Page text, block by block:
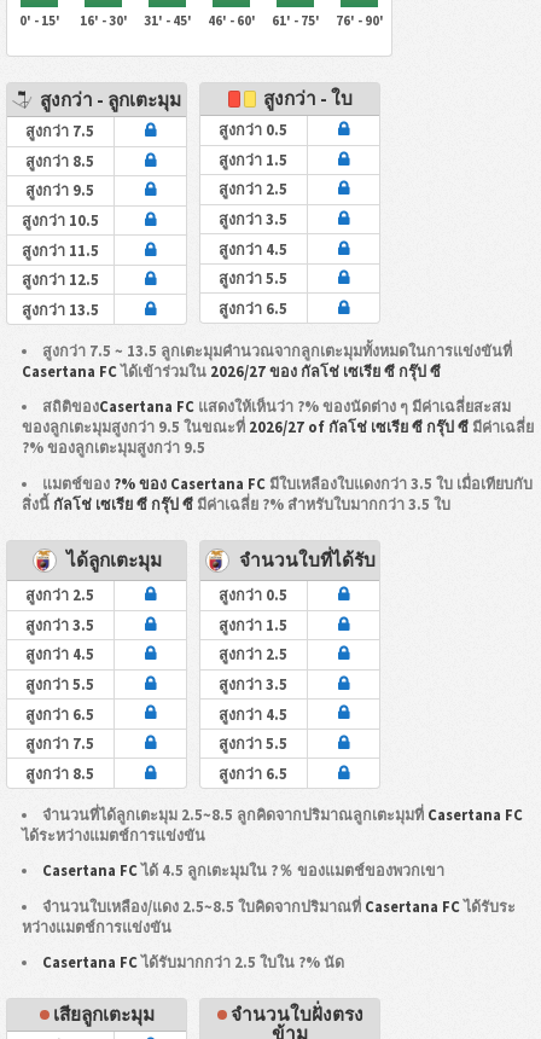
0' - 15' 16' - 30' 31' - 45' 46' - 60' 61' - 75' 76' - 90'
สูงกว่า - ลูกเตะมุม
สูงกว่า 7.5
สูงกว่า 8.5
สูงกว่า 9.5
สูงกว่า 10.5
สูงกว่า 11.5
สูงกว่า 12.5
สูงกว่า 13.5
สูงกว่า - ใบ
สูงกว่า 0.5
สูงกว่า 1.5
สูงกว่า 2.5
สูงกว่า 3.5
สูงกว่า 4.5
สูงกว่า 5.5
สูงกว่า 6.5
สูงกว่า 7.5 ~ 13.5 ลูกเตะมุมคำนวณจากลูกเตะมุมทั้งหมดในการแข่งขันที่
Casertana FCได้เข้าร่วมใน 2026/27 ของ กัลโช่ เซเรีย ซี กรุ๊ป ซี
สถิติของCasertana FC แสดงให้เห็นว่า ?% ของนัดต่าง ๆ มีค่าเฉลี่ยสะสม
ของลูกเตะมุมสูงกว่า 9.5 ในขณะที่ 2026/27 of กัลโช่ เซเรีย ซี กรุ๊ป ซีมีค่าเฉลี่ย
?% ของลูกเตะมุมสูงกว่า 9.5
แมตช์ของ ?% ของ Casertana FC มีใบเหลืองใบแดงกว่า 3.5 ใบ เมื่อเทียบกับ
สิ่งนี้ กัลโช่ เซเรีย ซี กรุ๊ป ซีมีค่าเฉลี่ย ?% สำหรับใบมากกว่า 3.5 ใบ
ได้ลูกเตะมุม
สูงกว่า 2.5
สูงกว่า 3.5
สูงกว่า 4.5
สูงกว่า 5.5
สูงกว่า 6.5
สูงกว่า 7.5
สูงกว่า 8.5
จำนวนใบที่ได้รับ
สูงกว่า 0.5
สูงกว่า 1.5
สูงกว่า 2.5
สูงกว่า 3.5
สูงกว่า 4.5
สูงกว่า 5.5
สูงกว่า 6.5
จำนวนที่ได้ลูกเตะมุม 2.5~8.5 ลูกคิดจากปริมาณลูกเตะมุมที่ Casertana FC
ได้ระหว่างแมตช์การแข่งขัน
Casertana FCได้ 4.5 ลูกเตะมุมใน ?％ ของแมตช์ของพวกเขา
จำนวนใบเหลือง/แดง 2.5~8.5 ใบคิดจากปริมาณที่ Casertana FCได้รับระ
หว่างแมตช์การแข่งขัน
Casertana FCได้รับมากกว่า 2.5 ใบใน ?% นัด
เสียลูกเตะมุม
จำนวนใบฝั่งตรง
ข้าม